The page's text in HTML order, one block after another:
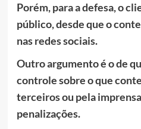
Porém, para a defesa, o
público, desde que o
nas redes sociais.
Outro argumento é o de
controle sobre o que
terceiros ou pela
penalizações.